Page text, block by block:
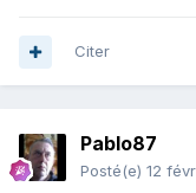
Citer
Pablo87
Posté(e) 12